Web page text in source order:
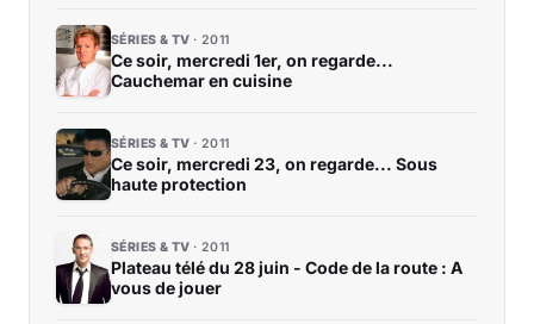
SÉRIES & TV 2011
Ce soir, mercredi 1er, on regarde...
Cauchemar en cuisine
SÉRIES & TV 2011
Ce soir, mercredi 23, on regarde... Sous
haute protection
SÉRIES & TV 2011
Plateau télé du 28 juin - Code de la route : A
vous de jouer